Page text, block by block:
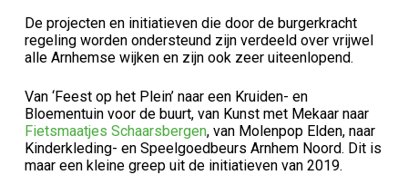
De projecten en initiatieven die door de burgerkracht
regeling worden ondersteund zijn verdeeld over vrijwel
alle Arnhemse wijken en zijn ook zeer uiteenlopend.
Van ‘Feest op het Plein’ naar een Kruiden- en
Bloementuin voor de buurt, van Kunst met Mekaar naar
Fietsmaatjes Schaarsbergen, van Molenpop Elden, naar
Kinderkleding- en Speelgoedbeurs Arnhem Noord. Dit is
maar een kleine greep uit de initiatieven van 2019.